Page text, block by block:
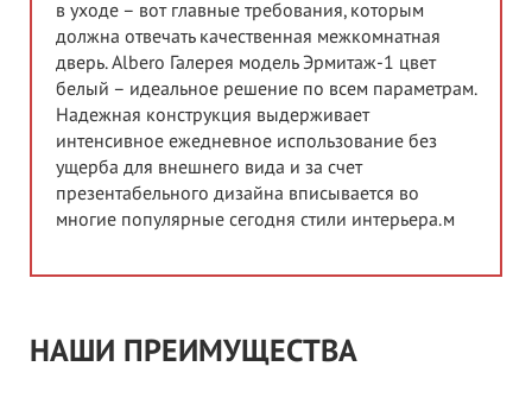
в уходе – вот главные требования, которым
должна отвечать качественная межкомнатная
дверь. Albero Галерея модель Эрмитаж-1 цвет
белый – идеальное решение по всем параметрам.
Надежная конструкция выдерживает
интенсивное ежедневное использование без
ущерба для внешнего вида и за счет
презентабельного дизайна вписывается во
многие популярные сегодня стили интерьера.м
НАШИ ПРЕИМУЩЕСТВА